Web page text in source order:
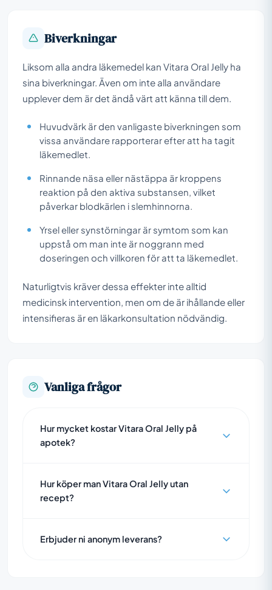
Biverkningar
Liksom alla andra läkemedel kan Vitara Oral Jelly ha
sina biverkningar. Även om inte alla användare
upplever dem är det ändå värt att känna till dem.
Huvudvärk är den vanligaste biverkningen som
vissa användare rapporterar efter att ha tagit
läkemedlet.
Rinnande näsa eller nästäppa är kroppens
reaktion på den aktiva substansen, vilket
påverkar blodkärlen i slemhinnorna.
Yrsel eller synstörningar är symtom som kan
uppstå om man inte är noggrann med
doseringen och villkoren för att ta läkemedlet.
Naturligtvis kräver dessa effekter inte alltid
medicinsk intervention, men om de är ihållande eller
intensifieras är en läkarkonsultation nödvändig.
Vanliga frågor
Hur mycket kostar Vitara Oral Jelly på
apotek?
Hur köper man Vitara Oral Jelly utan
recept?
Erbjuder ni anonym leverans?